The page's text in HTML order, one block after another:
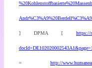
] DPMA [ https://
= http://